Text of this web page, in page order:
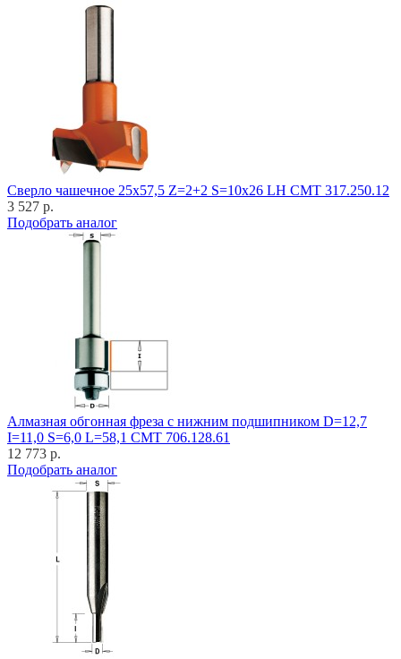
Cверло чашечное 25x57,5 Z=2+2 S=10x26 LH CMT 317.250.12
3 527 р.
Подобрать аналог
Алмазная обгонная фреза с нижним подшипником D=12,7
I=11,0 S=6,0 L=58,1 CMT 706.128.61
12 773 р.
Подобрать аналог